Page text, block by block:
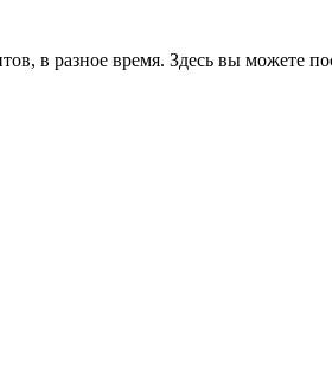
в разное время. Здесь вы можете